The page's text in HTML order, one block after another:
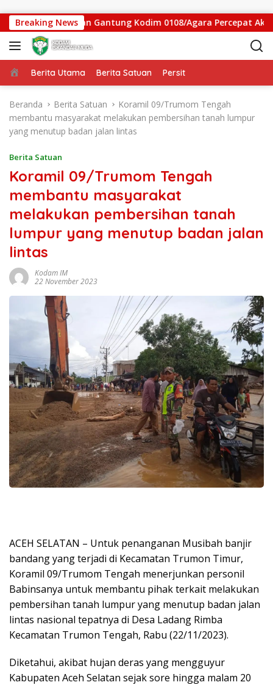
Breaking News
Jembatan Gantung Kodim 0108/Agara Percepat Akses
Beranda
Berita Utama Berita Satuan Persit
Beranda Berita Satuan
Koramil 09/Trumom Tengah
membantu masyarakat melakukan pembersihan tanah lumpur
yang menutup badan jalan lintas
Berita Satuan
Koramil 09/Trumom Tengah
membantu masyarakat
melakukan pembersihan tanah
lumpur yang menutup badan jalan
lintas
Kodam IM
22 November 2023
ACEH SELATAN – Untuk penanganan Musibah banjir
bandang yang terjadi di Kecamatan Trumon Timur,
Koramil 09/Trumom Tengah menerjunkan personil
Babinsanya untuk membantu pihak terkait melakukan
pembersihan tanah lumpur yang menutup badan jalan
lintas nasional tepatnya di Desa Ladang Rimba
Kecamatan Trumon Tengah, Rabu (22/11/2023).
Diketahui, akibat hujan deras yang mengguyur
Kabupaten Aceh Selatan sejak sore hingga malam 20